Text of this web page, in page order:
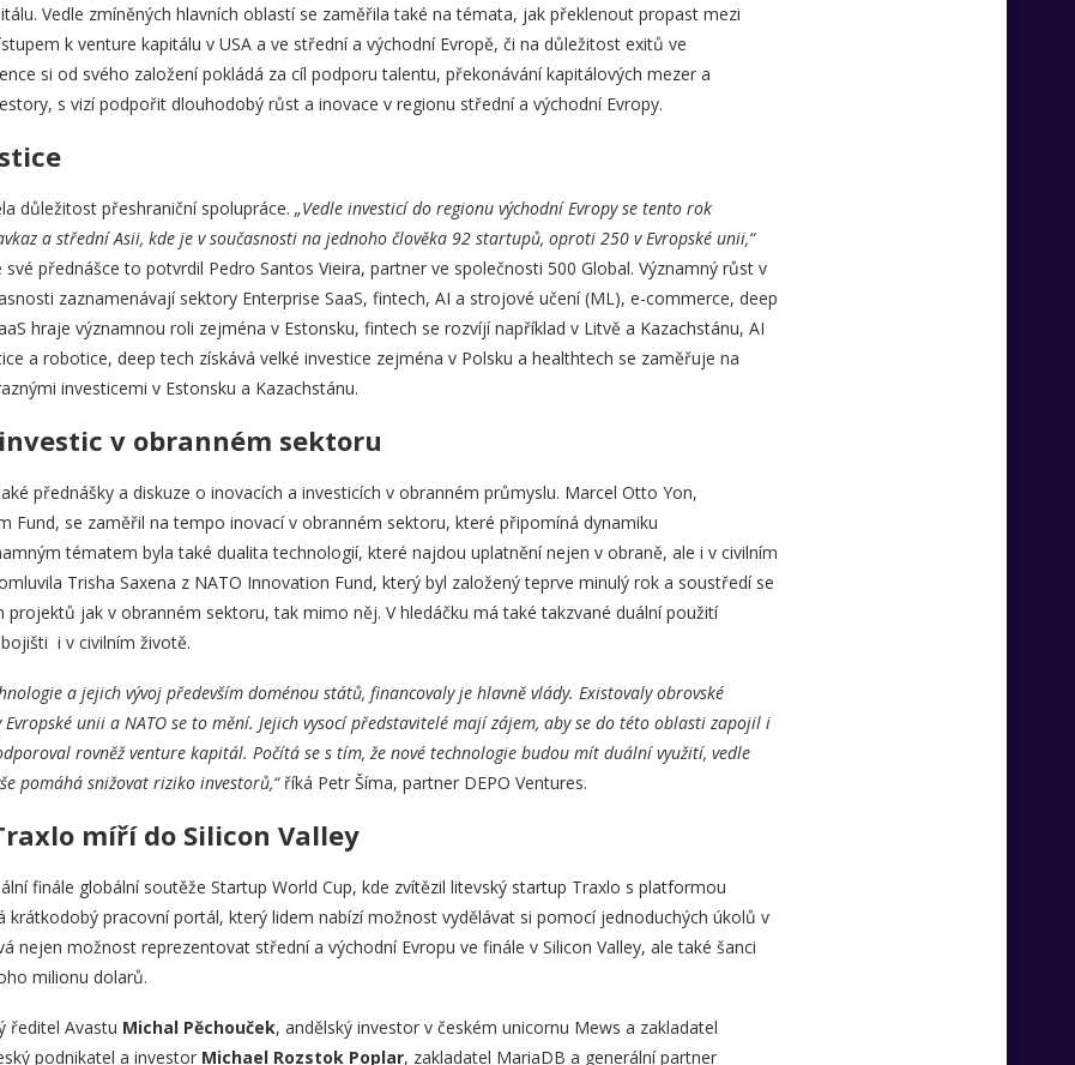
Vedle zmíněných hlavních oblastí se zaměřila také na témata, jak překlenout propast mezi
k venture kapitálu v USA a ve střední a východní Evropě, či na důležitost exitů ve
si od svého založení pokládá za cíl podporu talentu, překonávání kapitálových mezer a
s vizí podpořit dlouhodobý růst a inovace v regionu střední a východní Evropy.
důležitost přeshraniční spolupráce. „Vedle investicí do regionu východní Evropy se tento rok
a střední Asii, kde je v současnosti na jednoho člověka 92 startupů, oproti 250 v Evropské unii,“
své přednášce to potvrdil Pedro Santos Vieira, partner ve společnosti 500 Global. Významný růst v
zaznamenávají sektory Enterprise SaaS, fintech, AI a strojové učení (ML), e-commerce, deep
hraje významnou roli zejména v Estonsku, fintech se rozvíjí například v Litvě a Kazachstánu, AI
a robotice, deep tech získává velké investice zejména v Polsku a healthtech se zaměřuje na
investicemi v Estonsku a Kazachstánu.
v obranném sektoru
přednášky a diskuze o inovacích a investicích v obranném průmyslu. Marcel Otto Yon,
Fund, se zaměřil na tempo inovací v obranném sektoru, které připomíná dynamiku
tématem byla také dualita technologií, které najdou uplatnění nejen v obraně, ale i v civilním
Trisha Saxena z NATO Innovation Fund, který byl založený teprve minulý rok a soustředí se
projektů jak v obranném sektoru, tak mimo něj. V hledáčku má také takzvané duální použití
i v civilním životě.
a jejich vývoj především doménou států, financovaly je hlavně vlády. Existovaly obrovské
unii a NATO se to mění. Jejich vysocí představitelé mají zájem, aby se do této oblasti zapojil i
rovněž venture kapitál. Počítá se s tím, že nové technologie budou mít duální využití, vedle
pomáhá snižovat riziko investorů,“ říká Petr Šíma, partner DEPO Ventures.
míří do Silicon Valley
finále globální soutěže Startup World Cup, kde zvítězil litevský startup Traxlo s platformou
krátkodobý pracovní portál, který lidem nabízí možnost vydělávat si pomocí jednoduchých úkolů v
nejen možnost reprezentovat střední a východní Evropu ve finále v Silicon Valley, ale také šanci
milionu dolarů.
ředitel Avastu Michal Pěchouček, andělský investor v českém unicornu Mews a zakladatel
podnikatel a investor Michael Rozstok Poplar, zakladatel MariaDB a generální partner